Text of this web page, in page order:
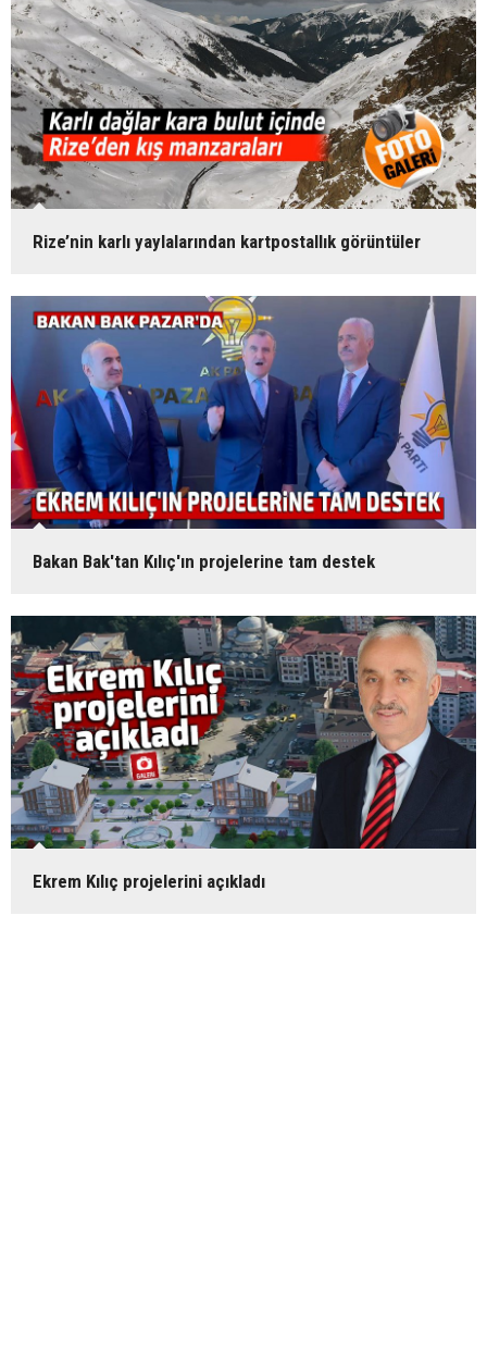
Rize’nin karlı yaylalarından kartpostallık görüntüler
Bakan Bak'tan Kılıç'ın projelerine tam destek
Ekrem Kılıç projelerini açıkladı